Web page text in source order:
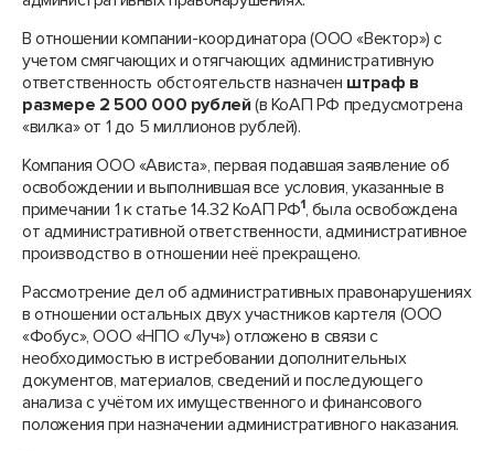
В отношении компании-координатора (ООО «Вектор») с
учетом смягчающих и отягчающих административную
ответственность обстоятельств назначен штраф в
размере 2 500 000 рублей (в КоАП РФ предусмотрена
«вилка» от 1 до 5 миллионов рублей).
Компания ООО «Ависта», первая подавшая заявление об
освобождении и выполнившая все условия, указанные в
примечании 1 к статье 14.32 КоАП РФ1, была освобождена
от административной ответственности, административное
производство в отношении неё прекращено.
Рассмотрение дел об административных правонарушениях
в отношении остальных двух участников картеля (ООО
«Фобус», ООО «НПО «Луч») отложено в связи с
необходимостью в истребовании дополнительных
документов, материалов, сведений и последующего
анализа с учётом их имущественного и финансового
положения при назначении административного наказания.